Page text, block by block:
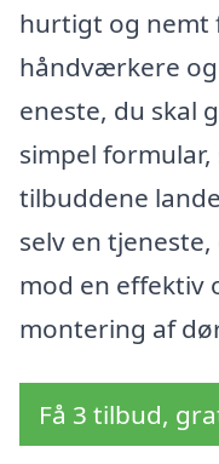
hurtigt og nemt
håndværkere
eneste, du skal
simpel
tilbuddene
selv en
mod en effektiv
montering af
Få 3 tilbud,